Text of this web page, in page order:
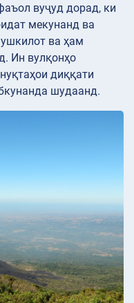
вуҷуд дорад, ки
мекунанд ва
ва ҳам
Ин вулқонҳо
диққати
шудаанд.